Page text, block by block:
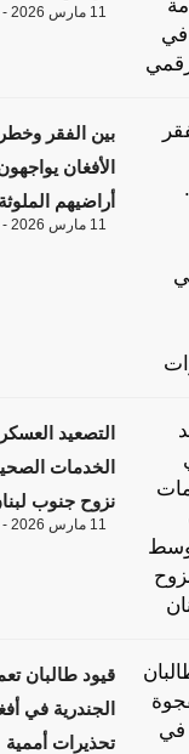
11 مارس 2026 - 13:44
بين الفقر وخطر
الأفغان
أراضيهم
11 مارس 2026 - 11:19
التصعيد
الخدمات
نزوح جنوب
11 مارس 2026 - 10:26
قيود طالبان
الجندرية في
تحذيرات أممية